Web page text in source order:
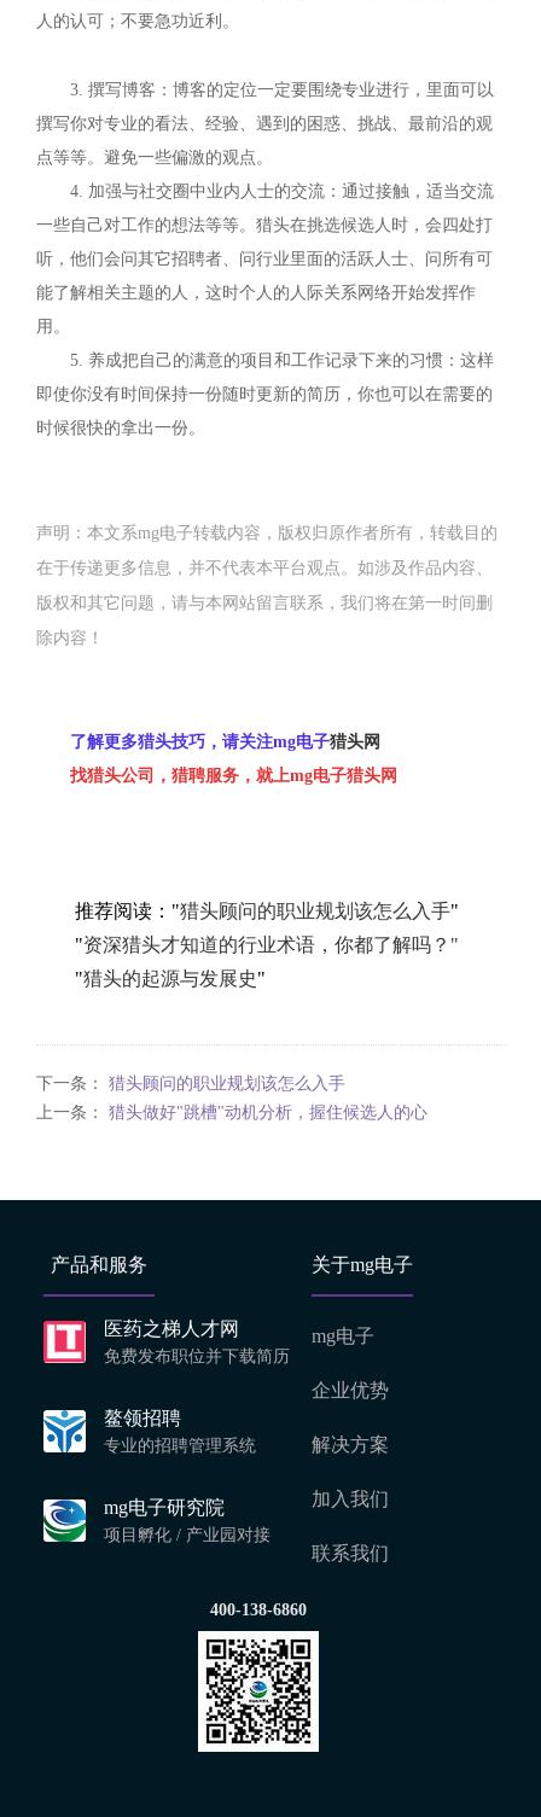
人的认可；不要急功近利。
3. 撰写博客：博客的定位一定要围绕专业进行，里面可以
撰写你对专业的看法、经验、遇到的困惑、挑战、最前沿的观
点等等。避免一些偏激的观点。
4. 加强与社交圈中业内人士的交流：通过接触，适当交流
一些自己对工作的想法等等。猎头在挑选候选人时，会四处打
听，他们会问其它招聘者、问行业里面的活跃人士、问所有可
能了解相关主题的人，这时个人的人际关系网络开始发挥作
用。
5. 养成把自己的满意的项目和工作记录下来的习惯：这样
即使你没有时间保持一份随时更新的简历，你也可以在需要的
时候很快的拿出一份。
声明：本文系mg电子转载内容，版权归原作者所有，转载目的
在于传递更多信息，并不代表本平台观点。如涉及作品内容、
版权和其它问题，请与本网站留言联系，我们将在第一时间删
除内容！
了解更多猎头技巧，请关注mg电子猎头网
找猎头公司，猎聘服务，就上mg电子猎头网
推荐阅读："猎头顾问的职业规划该怎么入手"
"资深猎头才知道的行业术语，你都了解吗？"
"猎头的起源与发展史"
下一条： 猎头顾问的职业规划该怎么入手
上一条： 猎头做好"跳槽"动机分析，握住候选人的心
产品和服务
医药之梯人才网
免费发布职位并下载简历
鳌领招聘
专业的招聘管理系统
mg电子研究院
项目孵化 / 产业园对接
关于mg电子
mg电子
企业优势
解决方案
加入我们
联系我们
400-138-6860